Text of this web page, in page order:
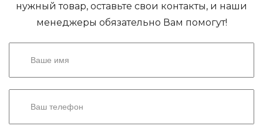
нужный товар, оставьте свои контакты, и наши
менеджеры обязательно Вам помогут!